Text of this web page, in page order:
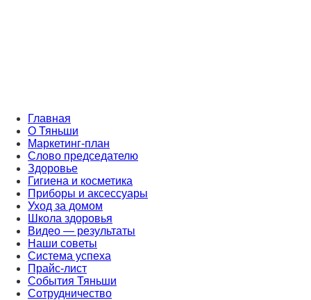
Главная
О Тяньши
Маркетинг-план
Слово председателю
Здоровье
Гигиена и косметика
Приборы и аксессуары
Уход за домом
Школа здоровья
Видео — результаты
Наши советы
Система успеха
Прайс-лист
События Тяньши
Сотрудничество